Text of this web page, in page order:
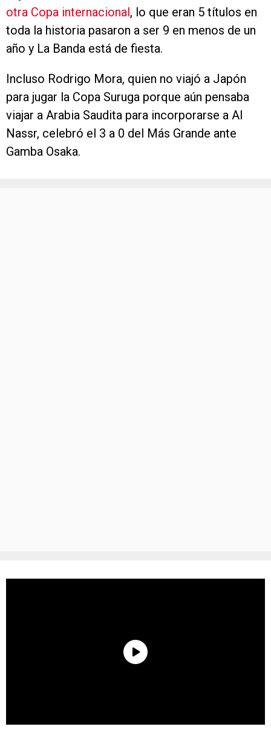
otra Copa internacional, lo que eran 5 títulos en
toda la historia pasaron a ser 9 en menos de un
año y La Banda está de fiesta.
Incluso Rodrigo Mora, quien no viajó a Japón
para jugar la Copa Suruga porque aún pensaba
viajar a Arabia Saudita para incorporarse a Al
Nassr, celebró el 3 a 0 del Más Grande ante
Gamba Osaka.